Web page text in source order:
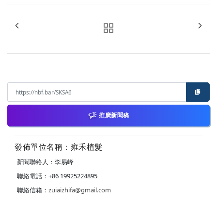
推廣新聞稿
發佈單位名稱：雍禾植髮
新聞聯絡人：李易峰
聯絡電話：+86 19925224895
聯絡信箱： zuiaizhifa@gmail.com